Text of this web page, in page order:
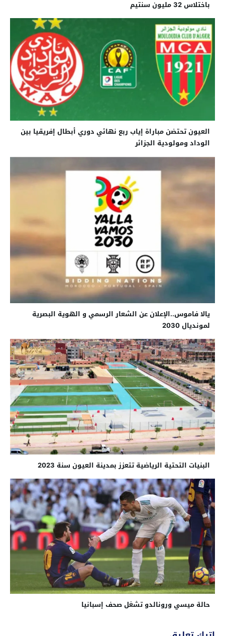
باختلاس 32 مليون سنتيم
العيون تحتضن مباراة إياب ربع نهائي دوري أبطال إفريقيا بين
الوداد ومولودية الجزائر
يالا فاموس..الإعلان عن الشعار الرسمي و الهوية البصرية
لمونديال 2030
البنيات التحتية الرياضية تتعزز بمدينة العيون سنة 2023
حالة ميسي ورونالدو تشغل صحف إسبانيا